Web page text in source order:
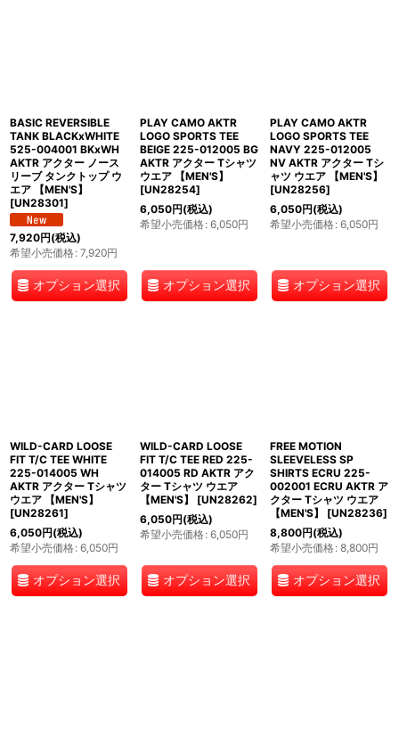
BASIC REVERSIBLE
TANK BLACKxWHITE
525-004001 BKxWH
AKTR アクター ノース
リーブ タンクトップ ウ
エア 【MEN'S】
[UN28301]
7,920円(税込)
希望小売価格: 7,920円
オプション選択
PLAY CAMO AKTR
LOGO SPORTS TEE
BEIGE 225-012005 BG
AKTR アクター Tシャツ
ウエア 【MEN'S】
[UN28254]
6,050円(税込)
希望小売価格: 6,050円
オプション選択
PLAY CAMO AKTR
LOGO SPORTS TEE
NAVY 225-012005
NV AKTR アクター Tシ
ャツ ウエア 【MEN'S】
[UN28256]
6,050円(税込)
希望小売価格: 6,050円
オプション選択
WILD-CARD LOOSE
FIT T/C TEE WHITE
225-014005 WH
AKTR アクター Tシャツ
ウエア 【MEN'S】
[UN28261]
6,050円(税込)
希望小売価格: 6,050円
オプション選択
WILD-CARD LOOSE
FIT T/C TEE RED 225-
014005 RD AKTR アク
ター Tシャツ ウエア
【MEN'S】
[UN28262]
6,050円(税込)
希望小売価格: 6,050円
オプション選択
FREE MOTION
SLEEVELESS SP
SHIRTS ECRU 225-
002001 ECRU AKTR ア
クター Tシャツ ウエア
【MEN'S】
[UN28236]
8,800円(税込)
希望小売価格: 8,800円
オプション選択